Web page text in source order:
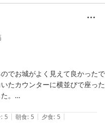
りませんがしっかりとメンテ
利用下さいませ。桜の花もち
えてお越し下されば幸いと存
した。　　　女将
でお城がよく見えて良かったで
たカウンターに横並びで座った
。
ずが少しずついくつもあり、美
: 5 | 朝食: 5 | 夕食: 5 |